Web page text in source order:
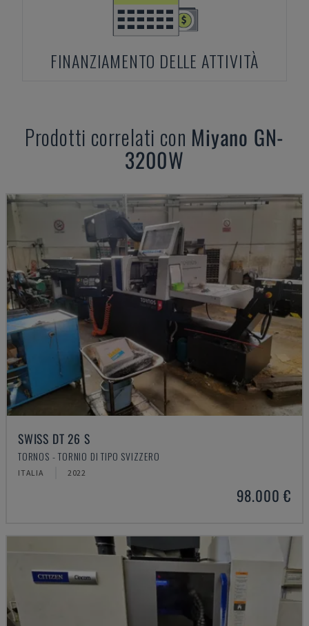
FINANZIAMENTO DELLE ATTIVITÀ
Prodotti correlati con Miyano GN-
3200W
SWISS DT 26 S
TORNOS - TORNIO DI TIPO SVIZZERO
ITALIA 2022
98.000 €